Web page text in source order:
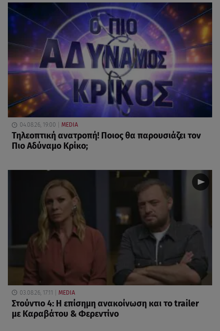
04.08.26, 19:00 MEDIA
Τηλεοπτική ανατροπή! Ποιος θα παρουσιάζει τον
Πιο Αδύναμο Κρίκο;
03.08.26, 17:11 MEDIA
Στούντιο 4: Η επίσημη ανακοίνωση και το trailer
με Καραβάτου & Φερεντίνο